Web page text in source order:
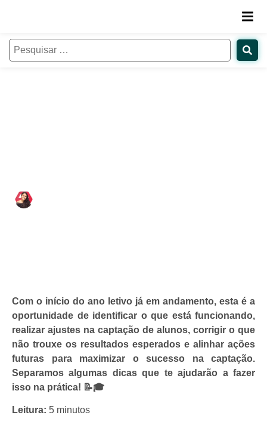
Com o início do ano letivo já em andamento, esta é a
oportunidade de identificar o que está funcionando,
realizar ajustes na captação de alunos, corrigir o que
não trouxe os resultados esperados e alinhar ações
futuras para maximizar o sucesso na captação.
Separamos algumas dicas que te ajudarão a fazer
isso na prática! 📝🎓
Leitura: 5 minutos